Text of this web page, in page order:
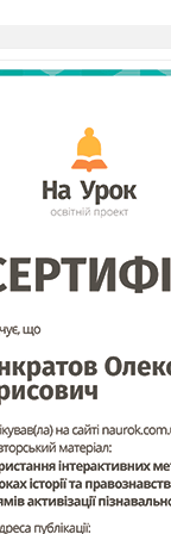
іудаїзм,
в Україні,
Україні.Це
і
Навчить нас
терпимими.
мандрівку
наші
давніх
Не багато